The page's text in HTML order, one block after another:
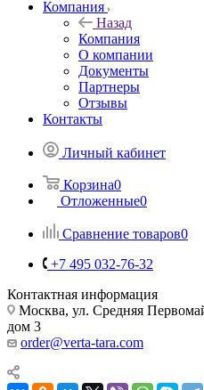
Компания
Назад
Компания
О компании
Документы
Партнеры
Отзывы
Контакты
Личный кабинет
Корзина0
Отложенные0
Сравнение товаров0
+7 495 032-76-32
Контактная информация
Москва, ул. Средняя
дом 3
order@verta-tara.com